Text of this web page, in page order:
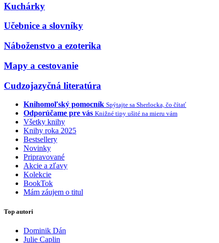
Kuchárky
Učebnice a slovníky
Náboženstvo a ezoterika
Mapy a cestovanie
Cudzojazyčná literatúra
Knihomoľský pomocník Spýtajte sa Sherlocka, čo čítať
Odporúčame pre vás Knižné tipy ušité na mieru vám
Všetky knihy
Knihy roka 2025
Bestsellery
Novinky
Pripravované
Akcie a zľavy
Kolekcie
BookTok
Mám záujem o titul
Top autori
Dominik Dán
Julie Caplin